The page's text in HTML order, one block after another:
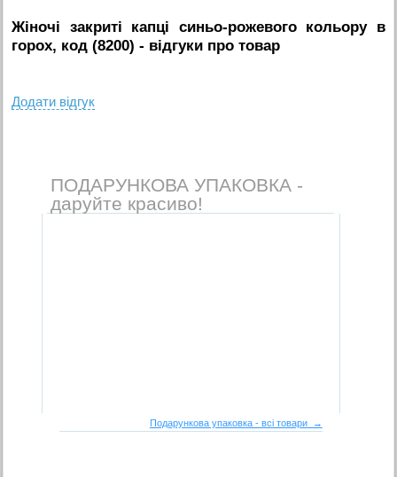
Жіночі закриті капці синьо-рожевого кольору в
горох, код (8200) - вiдгуки про товар
Додати вiдгук
ПОДАРУНКОВА УПАКОВКА -
даруйте красиво!
Подарункова упаковка - всі товари →